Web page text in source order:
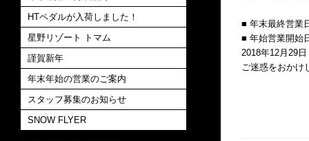
■ 年末最終営業
■ 年始営業開始
2018年12月29
ご迷惑をおかけ
HTペダルが入荷しました！
星野リゾート トマム
謹賀新年
年末年始の営業のご案内
スタッフ募集のお知らせ
SNOW FLYER